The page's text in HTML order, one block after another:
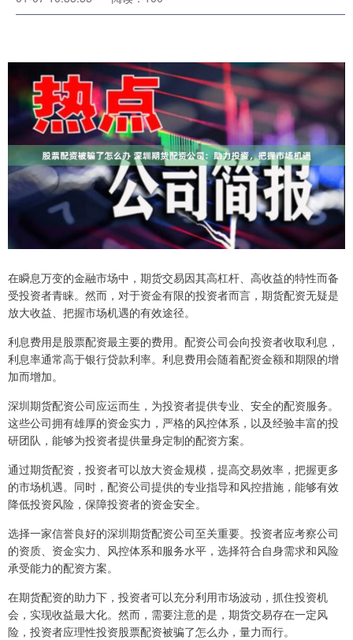
在瞬息万变的金融市场中，期货交易因其高杠杆、高收益的特性而备
受投资者青睐。然而，对于资金有限的投资者而言，期货配资无疑是
放大收益、把握市场机遇的有效途径。
利息费用是股票配资最主要的费用。配资公司会向投资者收取利息，
利息率通常高于银行贷款利率。利息费用会随着配资金额和期限的增
加而增加。
深圳期货配资公司应运而生，为投资者提供专业、安全的配资服务。
这些公司拥有雄厚的资金实力，严格的风控体系，以及经验丰富的投
研团队，能够为投资者提供量身定制的配资方案。
通过期货配资，投资者可以放大资金规模，提高交易效率，把握更多
的市场机遇。同时，配资公司提供的专业指导和风控措施，能够有效
降低投资风险，保障投资者的资金安全。
选择一家信誉良好的深圳期货配资公司至关重要。投资者应考察公司
的资质、资金实力、风控体系和服务水平，选择符合自身需求和风险
承受能力的配资方案。
在期货配资的助力下，投资者可以充分利用市场波动，抓住投资机
会，实现收益最大化。然而，需要注意的是，期货交易存在一定风
险，投资者应理性投资股票配资被骗了怎么办，量力而行。